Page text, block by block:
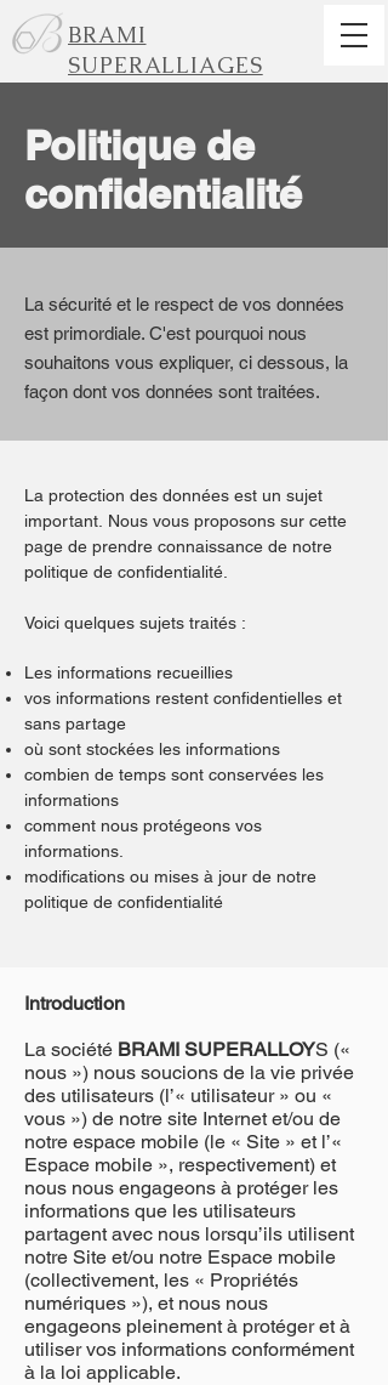
BRAMI
SUPERALLIAGES
Politique de
confidentialité
La sécurité et le respect de vos données
est primordiale. C'est pourquoi nous
souhaitons vous expliquer, ci dessous, la
façon dont vos données sont traitées.
La protection des données est un sujet
important. Nous vous proposons sur cette
page de prendre connaissance de notre
politique de confidentialité.
Voici quelques sujets traités :
Les informations recueillies
vos informations restent confidentielles et
sans partage
où sont stockées les informations
combien de temps sont conservées les
informations
comment nous protégeons vos
informations.
modifications ou mises à jour de notre
politique de confidentialité
Introduction
La société BRAMI SUPERALLOYS («
nous ») nous soucions de la vie privée
des utilisateurs (l’« utilisateur » ou «
vous ») de notre site Internet et/ou de
notre espace mobile (le « Site » et l’«
Espace mobile », respectivement) et
nous nous engageons à protéger les
informations que les utilisateurs
partagent avec nous lorsqu’ils utilisent
notre Site et/ou notre Espace mobile
(collectivement, les « Propriétés
numériques »), et nous nous
engageons pleinement à protéger et à
utiliser vos informations conformément
à la loi applicable.